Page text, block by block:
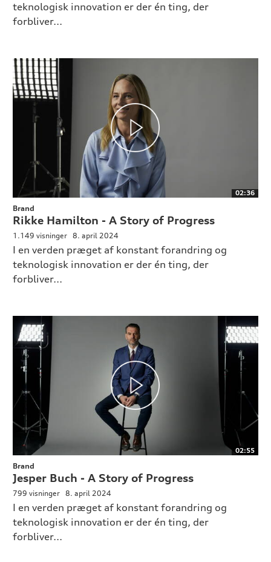
teknologisk innovation er der én ting, der
forbliver...
02:36
Brand
Rikke Hamilton - A Story of Progress
1.149 visninger 8. april 2024
I en verden præget af konstant forandring og
teknologisk innovation er der én ting, der
forbliver...
02:55
Brand
Jesper Buch - A Story of Progress
799 visninger 8. april 2024
I en verden præget af konstant forandring og
teknologisk innovation er der én ting, der
forbliver...